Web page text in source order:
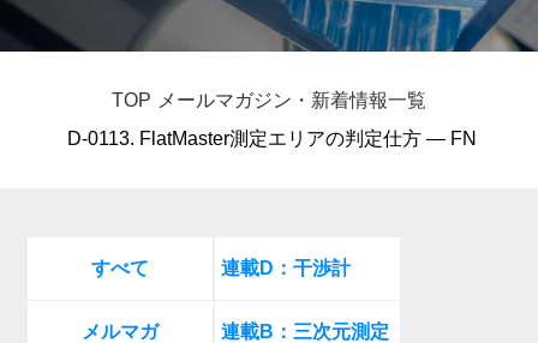
TOP メールマガジン・新着情報一覧
D-0113. FlatMaster測定エリアの判定仕方 — FN
すべて
メルマガ
連載D：干渉計
連載B：三次元測定